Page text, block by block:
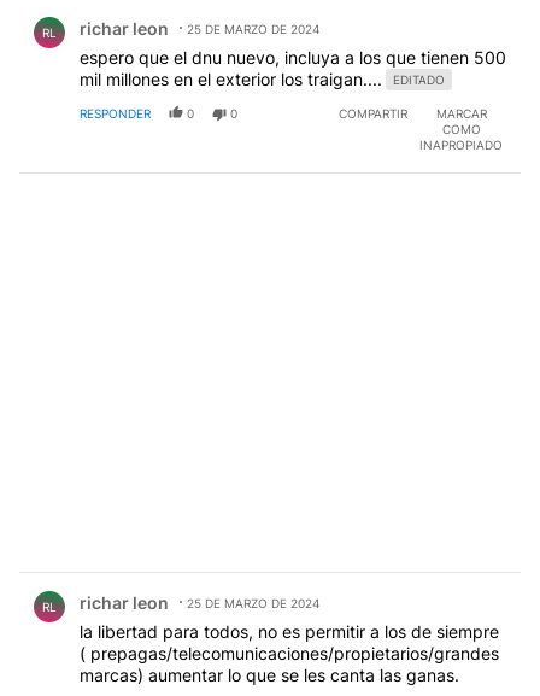
RL richar leon 25 DE MARZO DE 2024
espero que el dnu nuevo, incluya a los que tienen 500
mil millones en el exterior los traigan....
EDITADO
RESPONDER 0 0 COMPARTIR
MARCAR
COMO
INAPROPIADO
RL richar leon 25 DE MARZO DE 2024
la libertad para todos, no es permitir a los de siempre
( prepagas/telecomunicaciones/propietarios/grandes
marcas) aumentar lo que se les canta las ganas.